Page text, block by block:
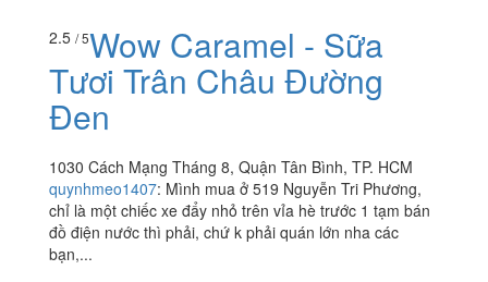
2.5 / 5Wow Caramel - Sữa
Tươi Trân Châu Đường
Đen
1030 Cách Mạng Tháng 8, Quận Tân Bình, TP. HCM
quynhmeo1407: Mình mua ở 519 Nguyễn Tri Phương,
chỉ là một chiếc xe đẩy nhỏ trên vỉa hè trước 1 tạm bán
đồ điện nước thì phải, chứ k phải quán lớn nha các
bạn,...